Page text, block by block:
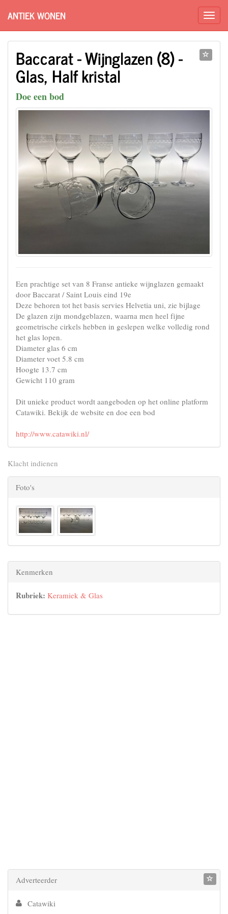
ANTIEK WONEN
Baccarat - Wijnglazen (8) -
Glas, Half kristal
Doe een bod
Een prachtige set van 8 Franse antieke wijnglazen gemaakt
door Baccarat / Saint Louis eind 19e
Deze behoren tot het basis servies Helvetia uni, zie bijlage
De glazen zijn mondgeblazen, waarna men heel fijne
geometrische cirkels hebben in geslepen welke volledig rond
het glas lopen.
Diameter glas 6 cm
Diameter voet 5.8 cm
Hoogte 13.7 cm
Gewicht 110 gram
Dit unieke product wordt aangeboden op het online platform
Catawiki. Bekijk de website en doe een bod
http://www.catawiki.nl/
Klacht indienen
Foto's
Kenmerken
Rubriek: Keramiek & Glas
Adverteerder
Catawiki